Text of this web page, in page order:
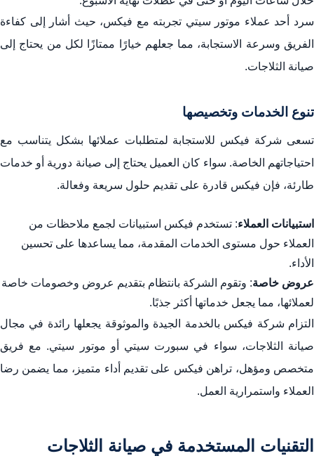
سرد أحد عملاء موتور سيتي تجربته مع فيكس، حيث أشار إلى كفاءة
الفريق وسرعة الاستجابة، مما جعلهم خيارًا ممتازًا لكل من يحتاج إلى
صيانة الثلاجات.
تنوع الخدمات وتخصيصها
تسعى شركة فيكس للاستجابة لمتطلبات عملائها بشكل يتناسب مع
احتياجاتهم الخاصة. سواء كان العميل يحتاج إلى صيانة دورية أو خدمات
طارئة، فإن فيكس قادرة على تقديم حلول سريعة وفعالة.
استبيانات العملاء: تستخدم فيكس استبيانات لجمع ملاحظات من
العملاء حول مستوى الخدمات المقدمة، مما يساعدها على تحسين
الأداء.
عروض خاصة: وتقوم الشركة بانتظام بتقديم عروض وخصومات خاصة
لعملائها، مما يجعل خدماتها أكثر جذبًا.
التزام شركة فيكس بالخدمة الجيدة والموثوقة يجعلها رائدة في مجال
صيانة الثلاجات، سواء في سبورت سيتي أو موتور سيتي. مع فريق
متخصص ومؤهل، تراهن فيكس على تقديم أداء متميز، مما يضمن رضا
العملاء واستمرارية العمل.
التقنيات المستخدمة في صيانة الثلاجات